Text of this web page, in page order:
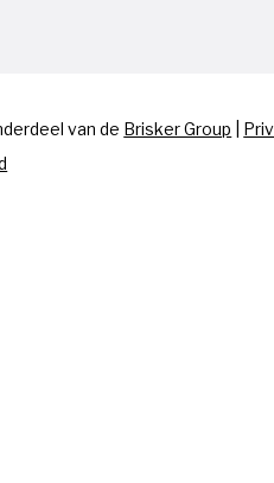
van de Brisker Group